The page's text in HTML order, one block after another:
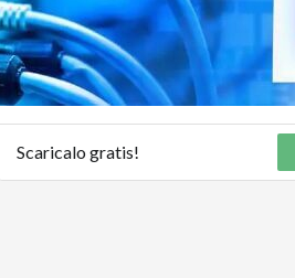
Scaricalo gratis!